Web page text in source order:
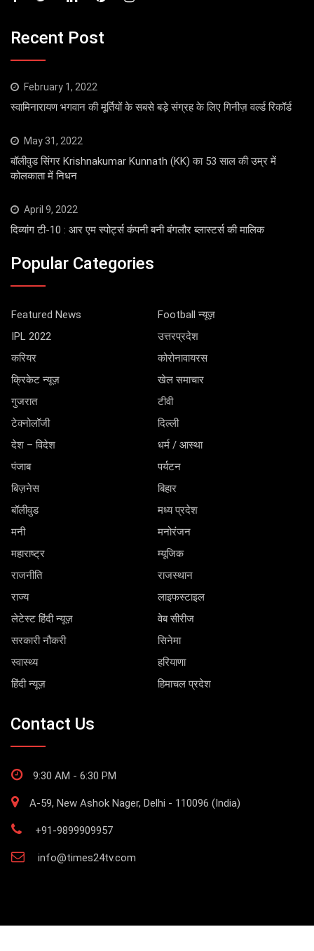
Recent Post
February 1, 2022
स्वामिनारायण भगवान की मूर्तियों के सबसे बड़े संग्रह के लिए गिनीज़ वर्ल्ड रिकॉर्ड
May 31, 2022
बॉलीवुड सिंगर Krishnakumar Kunnath (KK) का 53 साल की उम्र में
कोलकाता में निधन
April 9, 2022
दिव्यांग टी-10 : आर एम स्पोर्ट्स कंपनी बनी बंगलौर ब्लास्टर्स की मालिक
Popular Categories
Featured News
Football न्यूज़
IPL 2022
उत्तरप्रदेश
करियर
कोरोनावायरस
क्रिकेट न्यूज़
खेल समाचार
गुजरात
टीवी
टेक्नोलॉजी
दिल्ली
देश – विदेश
धर्म / आस्था
पंजाब
पर्यटन
बिज़नेस
बिहार
बॉलीवुड
मध्य प्रदेश
मनी
मनोरंजन
महाराष्ट्र
म्यूजिक
राजनीति
राजस्थान
राज्य
लाइफस्टाइल
लेटेस्ट हिंदी न्यूज़
वेब सीरीज
सरकारी नौकरी
सिनेमा
स्वास्थ्य
हरियाणा
हिंदी न्यूज़
हिमाचल प्रदेश
Contact Us
9:30 AM - 6:30 PM
A-59, New Ashok Nager, Delhi - 110096 (India)
+91-9899909957
info@times24tv.com